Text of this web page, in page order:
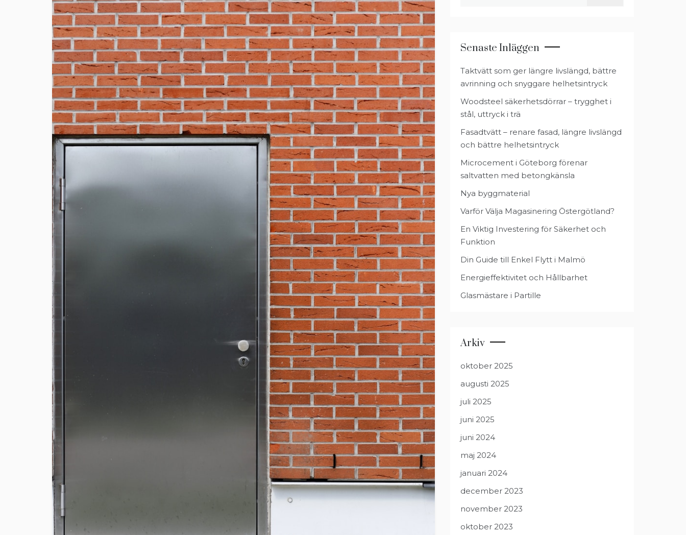
Senaste Inläggen
Taktvätt som ger längre livslängd, bättre
avrinning och snyggare helhetsintryck
Woodsteel säkerhetsdörrar – trygghet i
stål, uttryck i trä
Fasadtvätt – renare fasad, längre livslängd
och bättre helhetsintryck
Microcement i Göteborg förenar
saltvatten med betongkänsla
Nya byggmaterial
Varför Välja Magasinering Östergötland?
En Viktig Investering för Säkerhet och
Funktion
Din Guide till Enkel Flytt i Malmö
Energieffektivitet och Hållbarhet
Glasmästare i Partille
Arkiv
oktober 2025
augusti 2025
juli 2025
juni 2025
juni 2024
maj 2024
januari 2024
december 2023
november 2023
oktober 2023